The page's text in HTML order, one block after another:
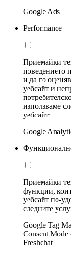
Google Ads
Performance
Приемайки
поведението
и да го
уебсайт и
използваме
уебсайт:
Google
Приемайки
функции,
уебсайт по-
следните
Google Tag
Consent Mode
Freshchat